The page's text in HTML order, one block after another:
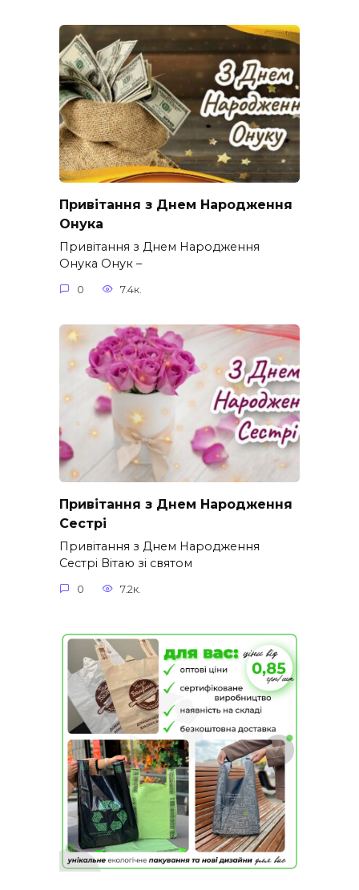
Привітання з Днем Народження
Онука
Привітання з Днем Народження
Онука Онук –
0 7.4к.
Привітання з Днем Народження
Сестрі
Привітання з Днем Народження
Сестрі Вітаю зі святом
0 7.2к.